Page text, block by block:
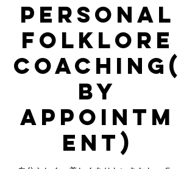
Personal
FOLKLORE
Coaching(
By
Appointm
ent)